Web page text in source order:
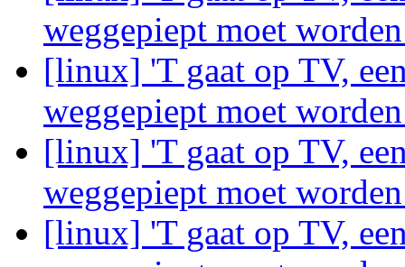
weggepiept moet
[linux] 'T gaat op TV,
weggepiept moet
[linux] 'T gaat op TV,
weggepiept moet
[linux] 'T gaat op TV,